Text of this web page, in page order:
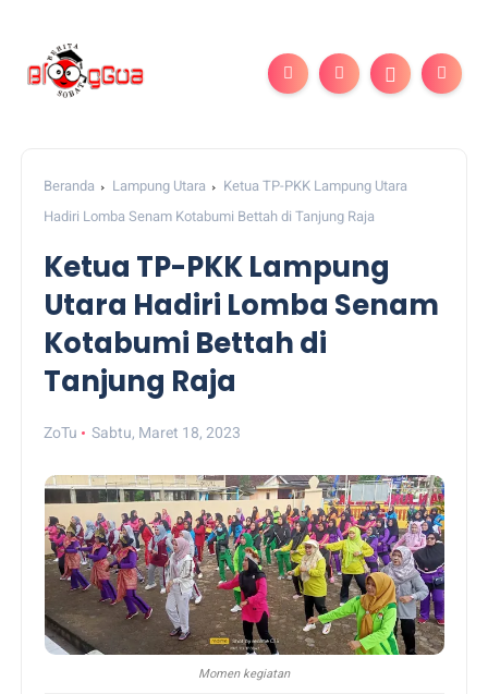
Beranda Lampung Utara
Ketua TP-PKK Lampung Utara
Hadiri Lomba Senam Kotabumi Bettah di Tanjung Raja
Ketua TP-PKK Lampung
Utara Hadiri Lomba Senam
Kotabumi Bettah di
Tanjung Raja
ZoTu Sabtu, Maret 18, 2023
Momen kegiatan